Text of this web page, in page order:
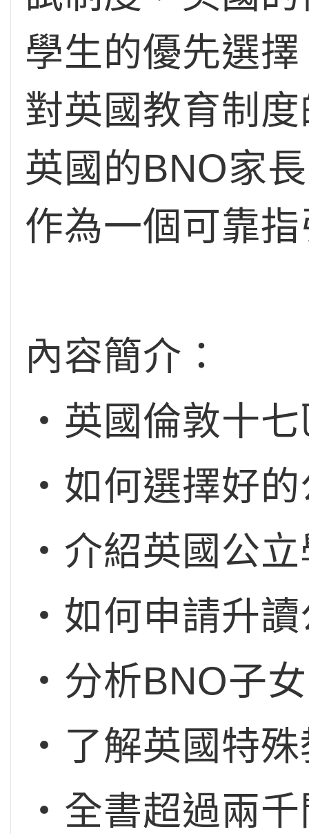
學生的優先選
對英國教育制
英國的BNO家
作為一個可靠
內容簡介：
‧英國倫敦十
‧如何選擇好
‧介紹英國公
‧如何申請升
‧分析BNO子
‧了解英國特
‧全書超過兩